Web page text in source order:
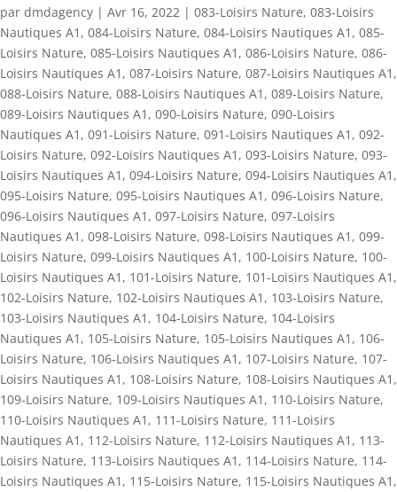
par dmdagency | Avr 16, 2022 | 083-Loisirs Nature, 083-Loisirs
Nautiques A1 , 084-Loisirs Nature, 084-Loisirs Nautiques A1 , 085-
Loisirs Nature, 085-Loisirs Nautiques A1 , 086-Loisirs Nature, 086-
Loisirs Nautiques A1 , 087-Loisirs Nature, 087-Loisirs Nautiques A1 ,
088-Loisirs Nature, 088-Loisirs Nautiques A1 , 089-Loisirs Nature,
089-Loisirs Nautiques A1 , 090-Loisirs Nature, 090-Loisirs
Nautiques A1 , 091-Loisirs Nature, 091-Loisirs Nautiques A1 , 092-
Loisirs Nature, 092-Loisirs Nautiques A1 , 093-Loisirs Nature, 093-
Loisirs Nautiques A1 , 094-Loisirs Nature, 094-Loisirs Nautiques A1 ,
095-Loisirs Nature, 095-Loisirs Nautiques A1 , 096-Loisirs Nature,
096-Loisirs Nautiques A1 , 097-Loisirs Nature, 097-Loisirs
Nautiques A1 , 098-Loisirs Nature, 098-Loisirs Nautiques A1 , 099-
Loisirs Nature, 099-Loisirs Nautiques A1 , 100-Loisirs Nature, 100-
Loisirs Nautiques A1 , 101-Loisirs Nature, 101-Loisirs Nautiques A1 ,
102-Loisirs Nature, 102-Loisirs Nautiques A1 , 103-Loisirs Nature,
103-Loisirs Nautiques A1 , 104-Loisirs Nature, 104-Loisirs
Nautiques A1 , 105-Loisirs Nature, 105-Loisirs Nautiques A1 , 106-
Loisirs Nature, 106-Loisirs Nautiques A1 , 107-Loisirs Nature, 107-
Loisirs Nautiques A1 , 108-Loisirs Nature, 108-Loisirs Nautiques A1 ,
109-Loisirs Nature, 109-Loisirs Nautiques A1 , 110-Loisirs Nature,
110-Loisirs Nautiques A1 , 111-Loisirs Nature, 111-Loisirs
Nautiques A1 , 112-Loisirs Nature, 112-Loisirs Nautiques A1 , 113-
Loisirs Nature, 113-Loisirs Nautiques A1 , 114-Loisirs Nature, 114-
Loisirs Nautiques A1 , 115-Loisirs Nature, 115-Loisirs Nautiques A1 ,